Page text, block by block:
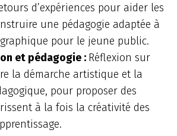
d’expériences pour aider les
une pédagogie adaptée à
pour le jeune public.
et pédagogie : Réflexion sur
la démarche artistique et la
pour proposer des
à la fois la créativité des